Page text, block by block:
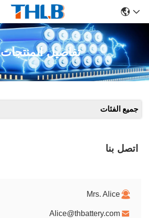
تفاصيل المنتجات
جميع الفئات
اتصل بنا
Mrs. Alice
Alice@thbattery.com